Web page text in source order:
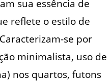
sua essência de
reflete o estilo de
se por
minimalista, uso de
nos quartos, futons